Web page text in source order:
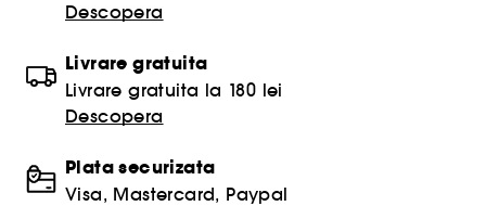
Descopera
Livrare gratuita
Livrare gratuita la 180 lei
Descopera
Plata securizata
Visa, Mastercard, Paypal